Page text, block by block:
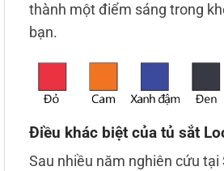
thành một điểm sáng trong
bạn.
Điều khác biệt của tủ sắt
Sau nhiều năm nghiên cứu tại